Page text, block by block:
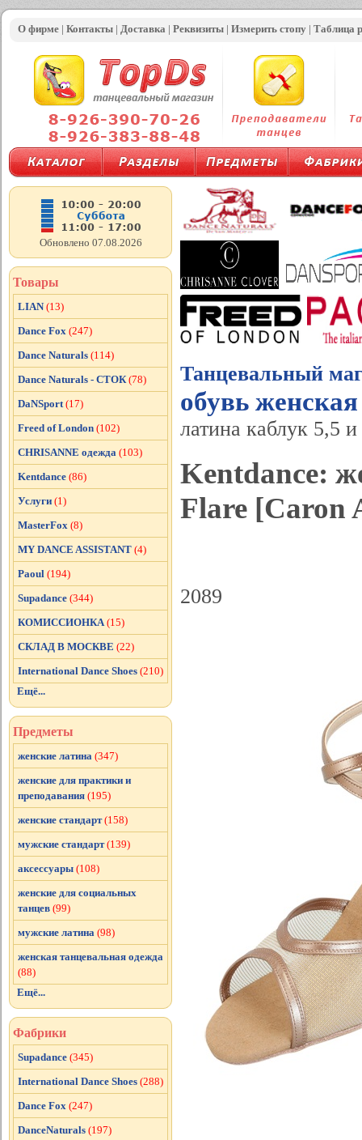
О фирме | Контакты | Доставка | Реквизиты | Измерить стопу | Таблица
Танцевальный
обувь
латина каблук 5,5
Kentdance:
Flare [Caron
2089
Обновлено 07.08.2026
Товары
LIAN (13)
Dance Fox (247)
Dance Naturals (114)
Dance Naturals - СТОК (78)
DaNSport (17)
Freed of London (102)
CHRISANNE одежда (103)
Kentdance (86)
Услуги (1)
MasterFox (8)
MY DANCE ASSISTANT (4)
Paoul (194)
Supadance (344)
КОМИССИОНКА (15)
СКЛАД В МОСКВЕ (22)
International Dance Shoes (210)
Ещё...
Предметы
женские латина (347)
женские для практики и
преподавания (195)
женские стандарт (158)
мужские стандарт (139)
аксессуары (108)
женские для социальных
танцев (99)
мужские латина (98)
женская танцевальная одежда
(88)
Ещё...
Фабрики
Supadance (345)
International Dance Shoes (288)
Dance Fox (247)
DanceNaturals (197)